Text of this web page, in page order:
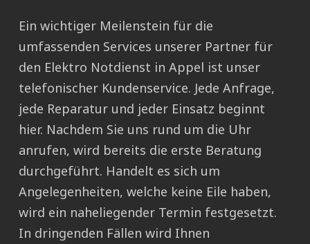
Ein wichtiger Meilenstein für die
umfassenden Services unserer Partner für
den Elektro Notdienst in Appel ist unser
telefonischer Kundenservice. Jede Anfrage,
jede Reparatur und jeder Einsatz beginnt
hier. Nachdem Sie uns rund um die Uhr
anrufen, wird bereits die erste Beratung
durchgeführt. Handelt es sich um
Angelegenheiten, welche keine Eile haben,
wird ein naheliegender Termin festgesetzt.
In dringenden Fällen wird Ihnen